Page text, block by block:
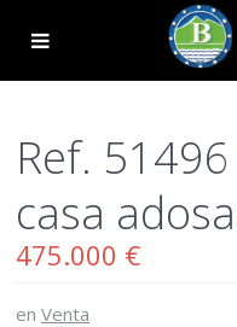
Ref.
casa
475.000 €
en Venta